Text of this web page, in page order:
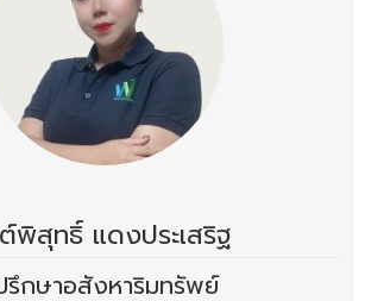
พิสุทธิ์ แดงประเสริฐ
รึกษาอสังหาริมทรัพย์